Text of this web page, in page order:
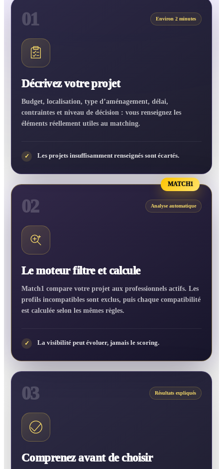
01 Environ 2 minutes
Décrivez votre projet
Budget, localisation, type d’aménagement, délai,
contraintes et niveau de décision : vous renseignez les
éléments réellement utiles au matching.
✓ Les projets insuffisamment renseignés sont écartés.
MATCH1
02 Analyse automatique
Le moteur filtre et calcule
Match1 compare votre projet aux professionnels actifs. Les
profils incompatibles sont exclus, puis chaque compatibilité
est calculée selon les mêmes règles.
✓ La visibilité peut évoluer, jamais le scoring.
03 Résultats expliqués
Comprenez avant de choisir